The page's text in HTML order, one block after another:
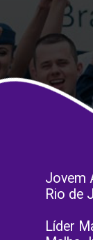
Jovem
Rio de
Líder